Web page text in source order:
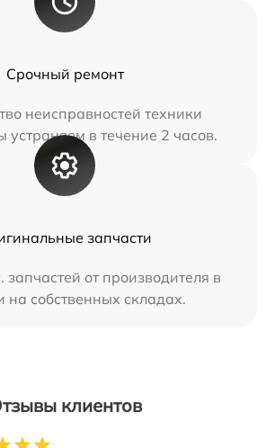
Срочный ремонт
неисправностей техники
устраняем в течение 2 часов.
запчасти
запчастей от производителя в
на собственных складах.
клиентов